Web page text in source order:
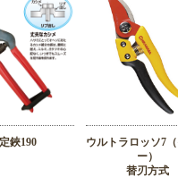
鋏190
ウルトラロッソ7
ー）
替刃方式